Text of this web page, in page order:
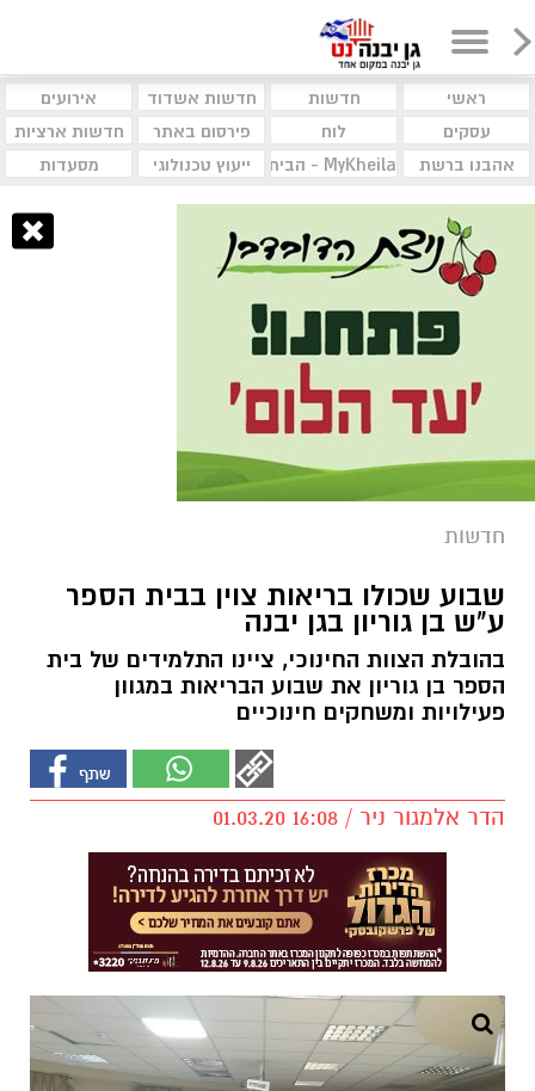
ראשי חדשות חדשות אשדוד
אירועים
עסקים
לוח פירסום באתר
חדשות ארציות
אהבנו ברשת
MyKheila - הבית לעסקים וקהילות ייעוץ טכנולוגי מסעדות
חדשות
שבוע שכולו בריאות צוין בבית הספר
ע"ש בן גוריון בגן יבנה
בהובלת הצוות החינוכי, ציינו התלמידים של בית
הספר בן גוריון את שבוע הבריאות במגוון
פעילויות ומשחקים חינוכיים
הדר אלמגור ניר / 16:08 01.03.20